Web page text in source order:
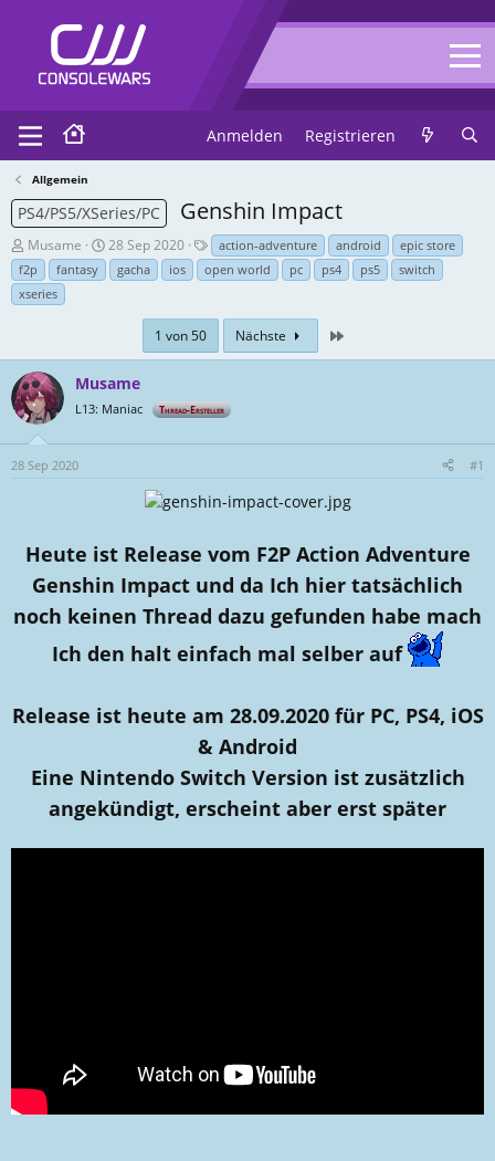
Anmelden Registrieren
Allgemein
PS4/PS5/XSeries/PC Genshin Impact
T
h
r
e
-
E
r
e
r
Musame
E
r
s
u
n
m
28 Sep 2020
T
a
g
action-adventure android
epic store
f2p
fantasy gacha ios open world pc ps4 ps5
switch
xseries
1 von 50 Nächste
Musame
L13: Maniac Thread-Ersteller
28 Sep 2020 #1
Heute ist Release vom F2P Action Adventure
Genshin Impact und da Ich hier tatsächlich
noch keinen Thread dazu gefunden habe mach
Ich den halt einfach mal selber auf
Release ist heute am 28.09.2020 für PC, PS4, iOS
& Android
Eine Nintendo Switch Version ist zusätzlich
angekündigt, erscheint aber erst später